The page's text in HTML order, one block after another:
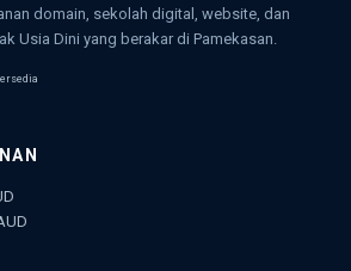
domain, sekolah digital, website, dan
Usia Dini yang berakar di Pamekasan.